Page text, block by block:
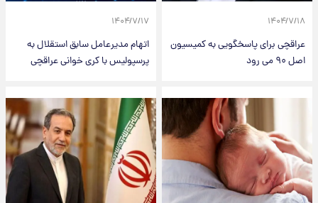
۱۴۰۴/۷/۱۸
عراقچی برای پاسخگویی به کمیسیون
اصل ۹۰ می رود
۱۴۰۴/۷/۱۷
اتهام مدیرعامل سابق استقلال به
پرسپولیس با کری خوانی عراقچی